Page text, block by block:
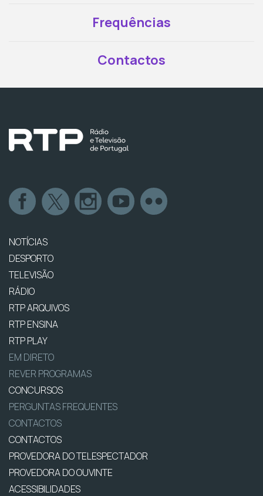
Frequências
Contactos
NOTÍCIAS
DESPORTO
TELEVISÃO
RÁDIO
RTP ARQUIVOS
RTP ENSINA
RTP PLAY
EM DIRETO
REVER PROGRAMAS
CONCURSOS
PERGUNTAS FREQUENTES
CONTACTOS
CONTACTOS
PROVEDORA DO TELESPECTADOR
PROVEDORA DO OUVINTE
ACESSIBILIDADES